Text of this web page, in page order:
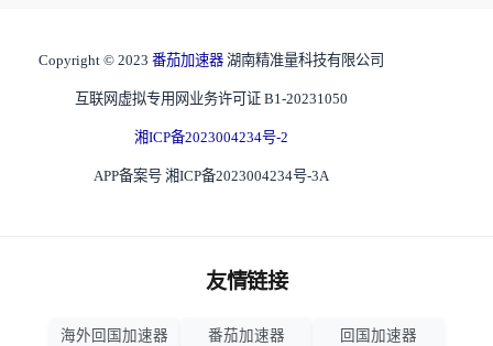
Copyright © 2023 番茄加速器 湖南精准量科技有限公司
互联网虚拟专用网业务许可证 B1-20231050
湘ICP备2023004234号-2
APP备案号 湘ICP备2023004234号-3A
友情链接
海外回国加速器 番茄加速器
回国加速器